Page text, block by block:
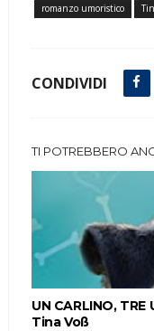
romanzo umoristico
CONDIVIDI
TI POTREBBERO
UN CARLINO, TRE
Tina Voß